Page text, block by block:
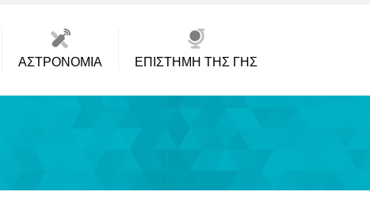
ΑΣΤΡΟΝΟΜΊΑ ΕΠΙΣΤΉΜΗ ΤΗΣ ΓΗΣ